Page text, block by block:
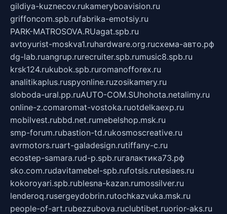
gildiya-kuznecov.rukameryboavision.ru
griffoncom.spb.rufabrika-emotsiy.ru
PARK-MATROSOVA.RUagat.spb.ru
avtoyurist-moskva1.ruhardware.org.ruсхема-авто.рф
dg-lab.ruangrup.rurecruiter.spb.rumusic8.spb.ru
krsk124.rukubok.spb.ruromanofforex.ru
analitikaplus.ruspyonline.ruzosikamery.ru
sloboda-ural.pp.ruAUTO-COM.SUhohota.netalimy.ru
online-z.comaromat-vostoka.ruotdelkaexp.ru
mobilvest.rubbd.net.rumebelshop.msk.ru
smp-forum.rubastion-td.rukosmoscreative.ru
avrmotors.ruart-galadesign.rutiffany-c.ru
ecostep-samara.rud-p.spb.ruгалактика73.рф
sko.com.rudavitamebel-spb.rufotsis.rutesiaes.ru
kokoroyari.spb.rublesna-kazan.rumossilver.ru
lenderoq.rusergeydobrin.rutochkazvuka.msk.ru
people-of-art.rubezzubova.ruclubtibet.ruorior-aks.ru